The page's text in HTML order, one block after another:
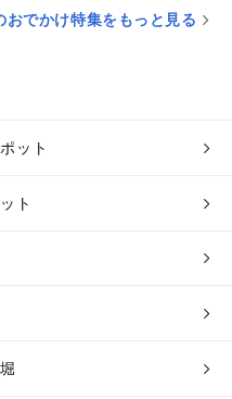
おでかけ特集をもっと見る
ット
ト